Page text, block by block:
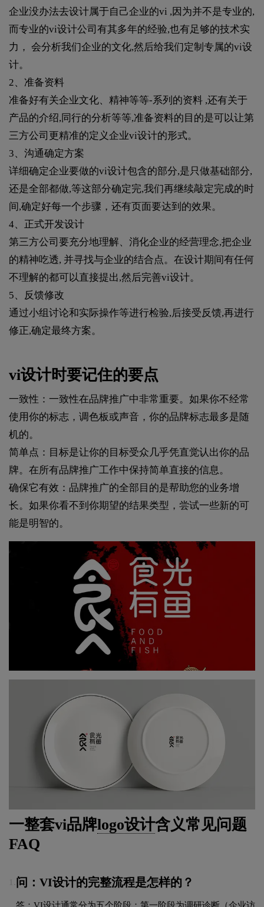
企业没办法去设计属于自己企业的vi ,因为并不是专业的,
而专业的vi设计公司有其多年的经验,也有足够的技术实
力， 会分析我们企业的文化,然后给我们定制专属的vi设
计。
2、准备资料
准备好有关企业文化、精神等等-系列的资料 ,还有关于
产品的介绍,同行的分析等等,准备资料的目的是可以让第
三方公司更精准的定义企业vi设计的形式。
3、沟通确定方案
详细确定企业要做的vi设计包含的部分,是只做基础部分,
还是全部都做,等这部分确定完,我们再继续敲定完成的时
间,确定好每一个步骤，还有页面要达到的效果。
4、正式开发设计
第三方公司要充分地理解、消化企业的经营理念,把企业
的精神吃透, 并寻找与企业的结合点。在设计期间有任何
不理解的都可以直接提出,然后完善vi设计。
5、反馈修改
通过小组讨论和实际操作等进行检验,后接受反馈,再进行
修正,确定最终方案。
vi设计时要记住的要点
一致性：一致性在品牌推广中非常重要。如果你不经常
使用你的标志，调色板或声音，你的品牌标志最多是随
机的。
简单点：目标是让你的目标受众几乎凭直觉认出你的品
牌。在所有品牌推广工作中保持简单直接的信息。
确保它有效：品牌推广的全部目的是帮助您的业务增
长。如果你看不到你期望的结果类型，尝试一些新的可
能是明智的。
一整套vi品牌logo设计含义常见问题
FAQ
问：VI设计的完整流程是怎样的？
答：VI设计通常分为五个阶段：第一阶段为调研诊断（企业访